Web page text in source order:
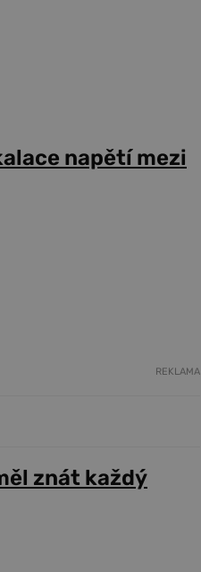
napětí mezi
REKLAMA
znát každý